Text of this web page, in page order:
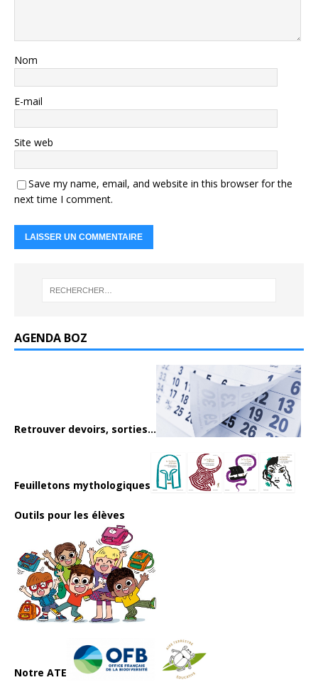
Nom
E-mail
Site web
Save my name, email, and website in this browser for the
next time I comment.
AGENDA BOZ
Retrouver devoirs, sorties...
Feuilletons mythologiques
Outils pour les élèves
Notre ATE